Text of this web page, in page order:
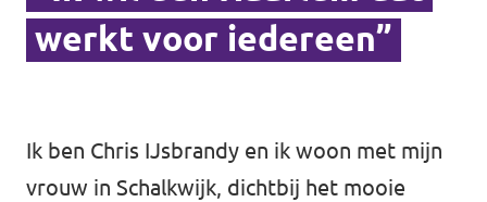
werkt voor iedereen”
Ik ben Chris IJsbrandy en ik woon met mijn
vrouw in Schalkwijk, dichtbij het mooie